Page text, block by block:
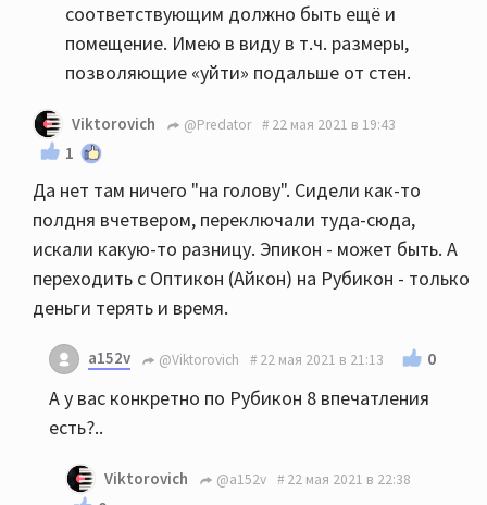
соответствующим должно быть ещё и
помещение. Имею в виду в т.ч. размеры,
позволяющие «уйти» подальше от стен.
Viktorovich @Predator 22 мая 2021 в 19:43
1
Да нет там ничего "на голову". Сидели как-то
полдня вчетвером, переключали туда-сюда,
искали какую-то разницу. Эпикон - может быть. А
переходить с Оптикон (Айкон) на Рубикон - только
деньги терять и время.
a152v @Viktorovich 22 мая 2021 в 21:13 0
А у вас конкретно по Рубикон 8 впечатления
есть?..
Viktorovich @a152v 22 мая 2021 в 22:38